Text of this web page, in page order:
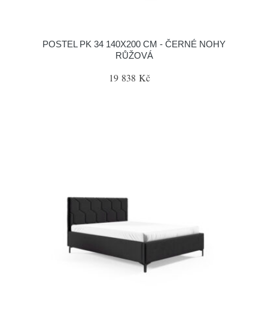
POSTEL PK 34 140X200 CM - ČERNÉ NOHY
RŮŽOVÁ
19 838 Kč